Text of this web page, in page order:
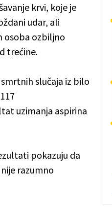
krvi, koje je
udar, ali
osoba ozbiljno
trećine.
slučaja iz bilo
uzimanja aspirina
pokazuju da
razumno